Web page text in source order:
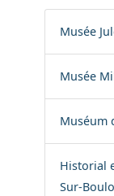
Musée
Musée
Muséum
Historial
Sur-